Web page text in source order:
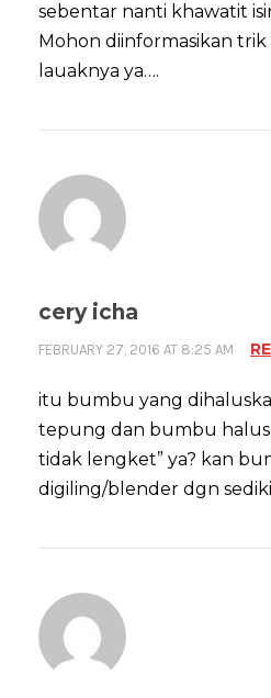
sebentar nanti khawatit
Mohon diinformasikan
lauaknya ya….
cery icha
FEBRUARY 27, 2016 AT 8:25 AM
itu bumbu yang
tepung dan bumbu
tidak lengket” ya? kan
digiling/blender dgn